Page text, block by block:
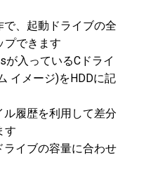
、起動ドライブの全
プできます
入っているCドライ
イメージ)をHDDに記
履歴を利用して差分
す
イブの容量に合わせ